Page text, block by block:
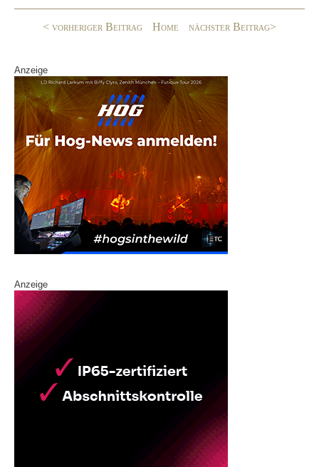
o< vorheriger Beitrag Home nächster Beitrag>
Anzeige
Anzeige